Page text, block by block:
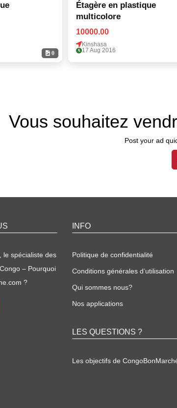
0
Étagère en plastique
multicolore
10000.00
Kinshasa
17 Aug 2016
Vous souhaitez
Post your ad
le spécialiste des
– Pourquoi
?
INFO
Politique de confidentialité
Conditions générales d’utilisation
Qui sommes nous?
Nos applications
LES QUESTIONS ?
Les objectifs de